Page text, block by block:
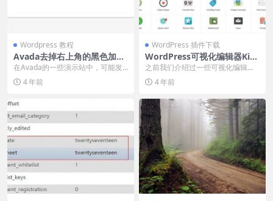
Wordpress 教程
Avada去掉右上角的黑色加号
Avada创建单页锚链接网站Av
ada设置文章列表缩略图悬浮
样式Avada页面编辑器Fusion
图文导航解决Avada移除演示
数据后不能添加小工具Avada
主题字体大小设置
在Avada的一些演示站中，可能发
现右上角有一个黑色的加号，但是
有时候我们并不需...
4 年前
WordPress 插件下载
WordPress可视化编辑器Kin
g Composer
之前我们介绍过一些可视化编辑
器，比如Visual Composer、WPBa
ke...4 年前